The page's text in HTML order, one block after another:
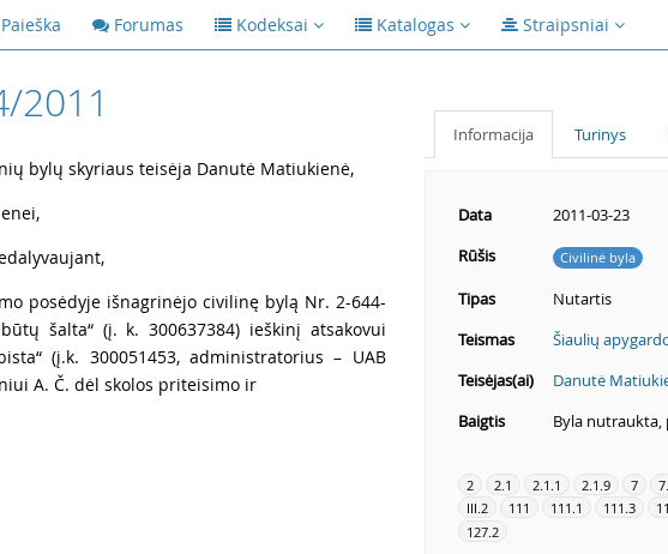
Paieška Forumas Kodeksai Katalogas Straipsniai
2011
bylų skyriaus teisėja Danutė Matiukienė,
posėdyje išnagrinėjo civilinę bylą Nr. 2-644-
šalta“ (į. k. 300637384) ieškinį atsakovui
(į.k. 300051453, administratorius – UAB
A. Č. dėl skolos priteisimo ir
Informacija Turinys
Data
2011-03-23
Rūšis
Civilinė byla
Tipas
Nutartis
Teismas
Šiaulių
Teisėjas(ai)
Danutė
Baigtis
Byla
2 2.1 2.1.1 2.1.9 7
III.2
111 111.1 111.3
127.2